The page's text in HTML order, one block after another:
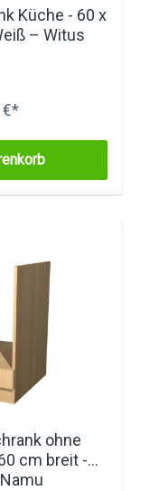
Küche - 60 x
– Witus
€*
ohne
cm breit -